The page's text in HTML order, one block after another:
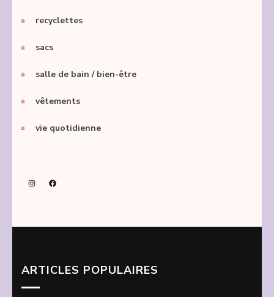
recyclettes
sacs
salle de bain / bien-être
vêtements
vie quotidienne
InstagramFacebook
ARTICLES POPULAIRES